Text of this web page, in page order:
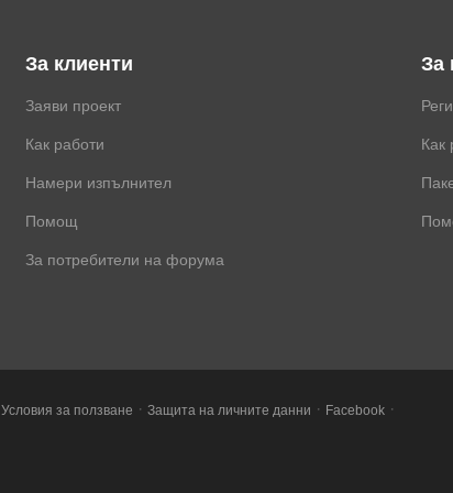
За клиенти
Заяви проект
Как работи
Намери изпълнител
Помощ
За потребители на форума
За
Как
Условия за ползване · Защита на личните данни · Facebook ·